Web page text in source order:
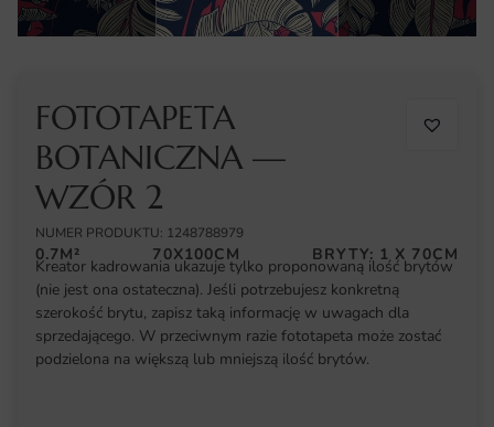
FOTOTAPETA
BOTANICZNA —
WZÓR 2
NUMER PRODUKTU: 1248788979
0.7M² 70X100CM BRYTY: 1 X 70CM
Kreator kadrowania ukazuje tylko proponowaną ilość brytów
(nie jest ona ostateczna). Jeśli potrzebujesz konkretną
szerokość brytu, zapisz taką informację w uwagach dla
sprzedającego. W przeciwnym razie fototapeta może zostać
podzielona na większą lub mniejszą ilość brytów.